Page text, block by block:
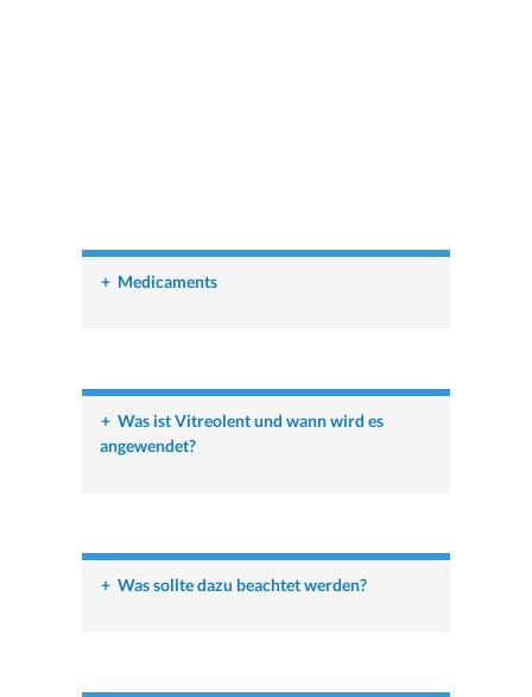
+ Medicaments
+ Was ist Vitreolent und wann wird es
angewendet?
+ Was sollte dazu beachtet werden?